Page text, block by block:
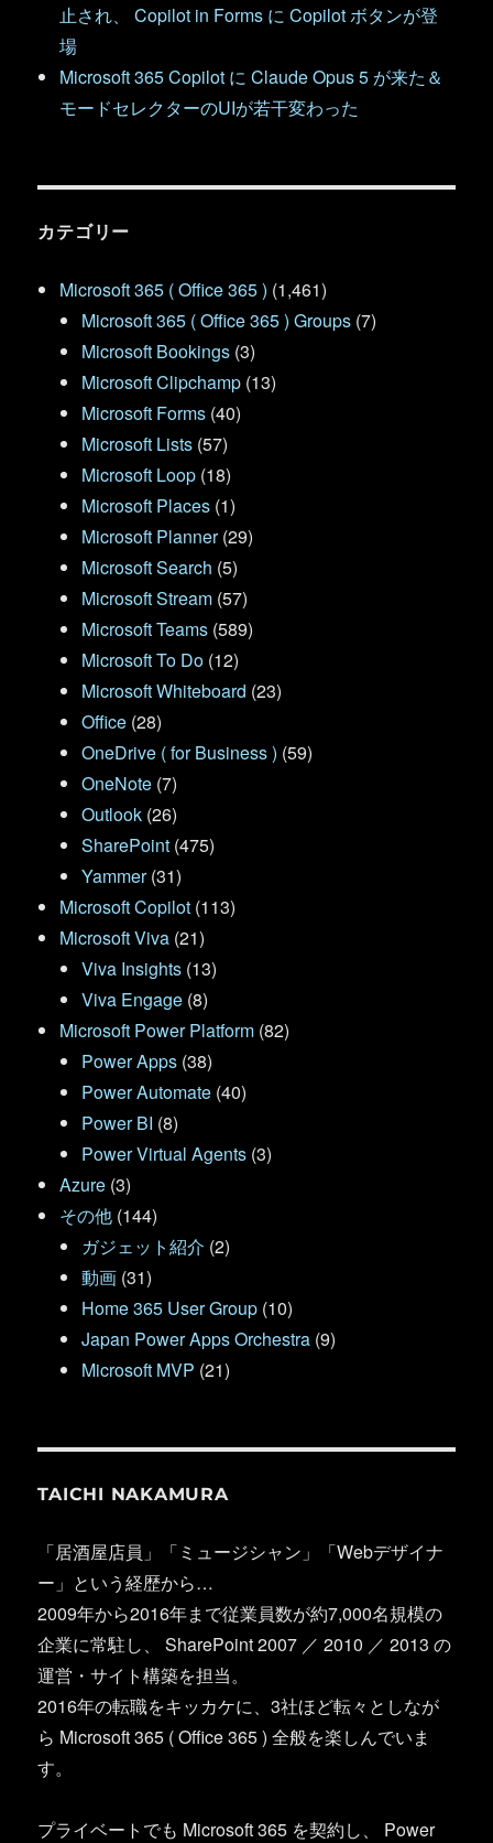
止され、 Copilot in Forms に Copilot ボタンが登
場
Microsoft 365 Copilot に Claude Opus 5 が来た＆
モードセレクターのUIが若干変わった
カテゴリー
Microsoft 365 ( Office 365 ) (1,461)
Microsoft 365 ( Office 365 ) Groups (7)
Microsoft Bookings (3)
Microsoft Clipchamp (13)
Microsoft Forms (40)
Microsoft Lists (57)
Microsoft Loop (18)
Microsoft Places (1)
Microsoft Planner(29)
Microsoft Search (5)
Microsoft Stream (57)
Microsoft Teams (589)
Microsoft To Do (12)
Microsoft Whiteboard (23)
Office (28)
OneDrive ( for Business ) (59)
OneNote (7)
Outlook (26)
SharePoint (475)
Yammer(31)
Microsoft Copilot (113)
Microsoft Viva (21)
Viva Insights (13)
Viva Engage (8)
Microsoft Power Platform (82)
Power Apps (38)
Power Automate (40)
Power BI (8)
Power Virtual Agents (3)
Azure (3)
その他 (144)
ガジェット紹介 (2)
動画 (31)
Home 365 User Group (10)
Japan Power Apps Orchestra (9)
Microsoft MVP (21)
TAICHI NAKAMURA
「居酒屋店員」「ミュージシャン」「Webデザイナ
ー」という経歴から…
2009年から2016年まで従業員数が約7,000名規模の
企業に常駐し、 SharePoint 2007 ／ 2010 ／ 2013 の
運営・サイト構築を担当。
2016年の転職をキッカケに、3社ほど転々としなが
ら Microsoft 365 ( Office 365 ) 全般を楽しんでいま
す。
プライベートでも Microsoft 365 を契約し、 Power